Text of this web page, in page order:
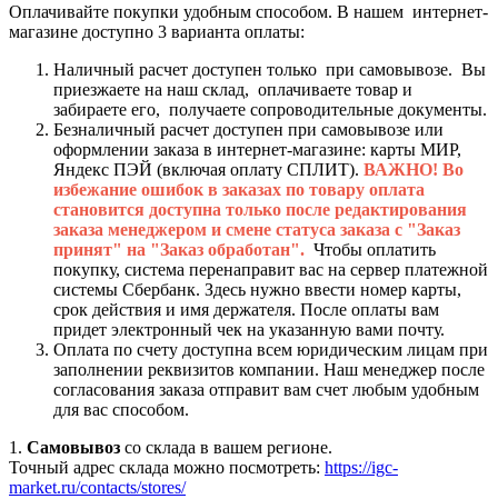
Оплачивайте покупки удобным способом. В нашем интернет-
магазине доступно 3 варианта оплаты:
Наличный расчет доступен только при самовывозе. Вы
приезжаете на наш склад, оплачиваете товар и
забираете его, получаете сопроводительные документы.
Безналичный расчет доступен при самовывозе или
оформлении заказа в интернет-магазине: карты МИР,
Яндекс ПЭЙ (включая оплату СПЛИТ). ВАЖНО! Во
избежание ошибок в заказах по товару оплата
становится доступна только после редактирования
заказа менеджером и смене статуса заказа с "Заказ
принят" на "Заказ обработан". Чтобы оплатить
покупку, система перенаправит вас на сервер платежной
системы Сбербанк. Здесь нужно ввести номер карты,
срок действия и имя держателя. После оплаты вам
придет электронный чек на указанную вами почту.
Оплата по счету доступна всем юридическим лицам при
заполнении реквизитов компании. Наш менеджер после
согласования заказа отправит вам счет любым удобным
для вас способом.
1. Самовывоз со склада в вашем регионе.
Точный адрес склада можно посмотреть: https://igc-
market.ru/contacts/stores/